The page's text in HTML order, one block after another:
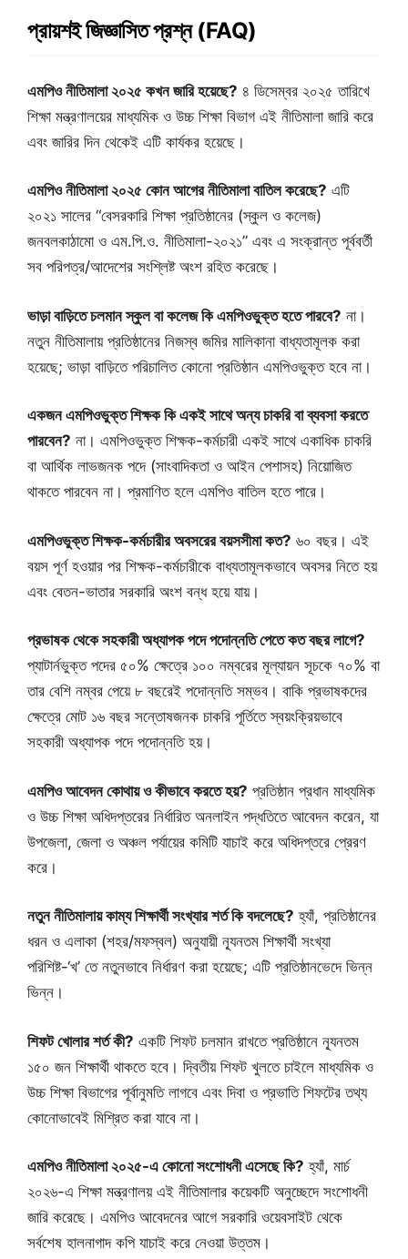
প্রায়শই জিজ্ঞাসিত প্রশ্ন (FAQ)
এমপিও নীতিমালা ২০২৫ কখন জারি হয়েছে? ৪ ডিসেম্বর ২০২৫ তারিখে
শিক্ষা মন্ত্রণালয়ের মাধ্যমিক ও উচ্চ শিক্ষা বিভাগ এই নীতিমালা জারি করে
এবং জারির দিন থেকেই এটি কার্যকর হয়েছে।
এমপিও নীতিমালা ২০২৫ কোন আগের নীতিমালা বাতিল করেছে? এটি
২০২১ সালের “বেসরকারি শিক্ষা প্রতিষ্ঠানের (স্কুল ও কলেজ)
জনবলকাঠামো ও এম.পি.ও. নীতিমালা-২০২১” এবং এ সংক্রান্ত পূর্ববর্তী
সব পরিপত্র/আদেশের সংশ্লিষ্ট অংশ রহিত করেছে।
ভাড়া বাড়িতে চলমান স্কুল বা কলেজ কি এমপিওভুক্ত হতে পারবে? না।
নতুন নীতিমালায় প্রতিষ্ঠানের নিজস্ব জমির মালিকানা বাধ্যতামূলক করা
হয়েছে; ভাড়া বাড়িতে পরিচালিত কোনো প্রতিষ্ঠান এমপিওভুক্ত হবে না।
একজন এমপিওভুক্ত শিক্ষক কি একই সাথে অন্য চাকরি বা ব্যবসা করতে
পারবেন? না। এমপিওভুক্ত শিক্ষক-কর্মচারী একই সাথে একাধিক চাকরি
বা আর্থিক লাভজনক পদে (সাংবাদিকতা ও আইন পেশাসহ) নিয়োজিত
থাকতে পারবেন না। প্রমাণিত হলে এমপিও বাতিল হতে পারে।
এমপিওভুক্ত শিক্ষক-কর্মচারীর অবসরের বয়সসীমা কত? ৬০ বছর। এই
বয়স পূর্ণ হওয়ার পর শিক্ষক-কর্মচারীকে বাধ্যতামূলকভাবে অবসর নিতে হয়
এবং বেতন-ভাতার সরকারি অংশ বন্ধ হয়ে যায়।
প্রভাষক থেকে সহকারী অধ্যাপক পদে পদোন্নতি পেতে কত বছর লাগে?
প্যাটার্নভুক্ত পদের ৫০% ক্ষেত্রে ১০০ নম্বরের মূল্যায়ন সূচকে ৭০% বা
তার বেশি নম্বর পেয়ে ৮ বছরেই পদোন্নতি সম্ভব। বাকি প্রভাষকদের
ক্ষেত্রে মোট ১৬ বছর সন্তোষজনক চাকরি পূর্তিতে স্বয়ংক্রিয়ভাবে
সহকারী অধ্যাপক পদে পদোন্নতি হয়।
এমপিও আবেদন কোথায় ও কীভাবে করতে হয়? প্রতিষ্ঠান প্রধান মাধ্যমিক
ও উচ্চ শিক্ষা অধিদপ্তরের নির্ধারিত অনলাইন পদ্ধতিতে আবেদন করেন, যা
উপজেলা, জেলা ও অঞ্চল পর্যায়ের কমিটি যাচাই করে অধিদপ্তরে প্রেরণ
করে।
নতুন নীতিমালায় কাম্য শিক্ষার্থী সংখ্যার শর্ত কি বদলেছে? হ্যাঁ, প্রতিষ্ঠানের
ধরন ও এলাকা (শহর/মফস্বল) অনুযায়ী ন্যূনতম শিক্ষার্থী সংখ্যা
পরিশিষ্ট-‘খ’ তে নতুনভাবে নির্ধারণ করা হয়েছে; এটি প্রতিষ্ঠানভেদে ভিন্ন
ভিন্ন।
শিফট খোলার শর্ত কী? একটি শিফট চলমান রাখতে প্রতিষ্ঠানে ন্যূনতম
১৫০ জন শিক্ষার্থী থাকতে হবে। দ্বিতীয় শিফট খুলতে চাইলে মাধ্যমিক ও
উচ্চ শিক্ষা বিভাগের পূর্বানুমতি লাগবে এবং দিবা ও প্রভাতি শিফটের তথ্য
কোনোভাবেই মিশ্রিত করা যাবে না।
এমপিও নীতিমালা ২০২৫-এ কোনো সংশোধনী এসেছে কি? হ্যাঁ, মার্চ
২০২৬-এ শিক্ষা মন্ত্রণালয় এই নীতিমালার কয়েকটি অনুচ্ছেদে সংশোধনী
জারি করেছে। এমপিও আবেদনের আগে সরকারি ওয়েবসাইট থেকে
সর্বশেষ হালনাগাদ কপি যাচাই করে নেওয়া উত্তম।